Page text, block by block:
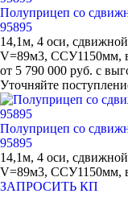
Полуприцеп со
95895
14,1м, 4 оси,
V=89м3, ССУ1150мм,
от 5 790 000 руб. с
Уточняйте
Полуприцеп со
95895
14,1м, 4 оси,
V=89м3, ССУ1150мм,
ЗАПРОСИТЬ КП